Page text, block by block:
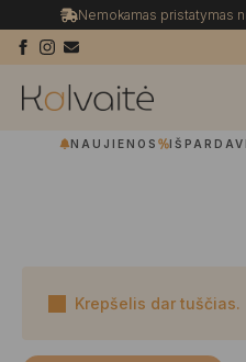
Nemokamas pristatymas
NAUJIENOS
Krepšelis dar tuščias.